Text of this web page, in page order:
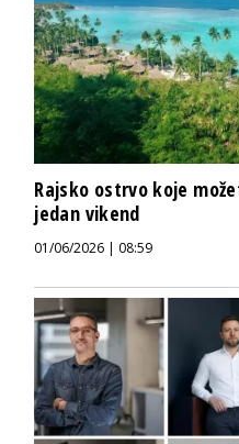
Rajsko ostrvo koje
jedan vikend
01/06/2026 | 08:59